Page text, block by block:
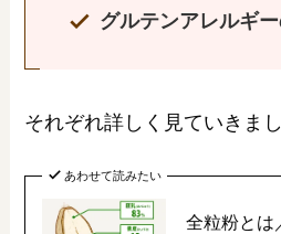
グルテンアレルギ
それぞれ詳しく見ていきまし
あわせて読みたい
全粒粉とは